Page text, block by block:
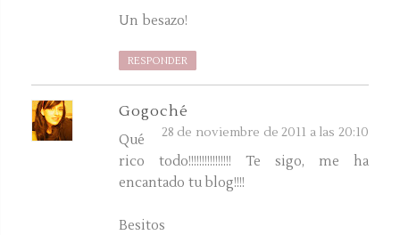
Un besazo!
RESPONDER
Gogoché
28 de noviembre de 2011 a las 20:10
Qué
rico todo!!!!!!!!!!!!!!!! Te sigo, me ha
encantado tu blog!!!!
Besitos